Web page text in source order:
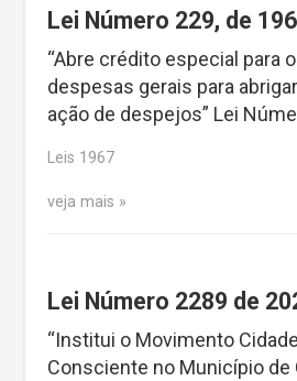
Lei Número 229, de
“Abre crédito especial para
despesas gerais para
ação de despejos” Lei
Leis 1967
veja mais
Lei Número 2289 de
“Institui o Movimento
Consciente no Município de